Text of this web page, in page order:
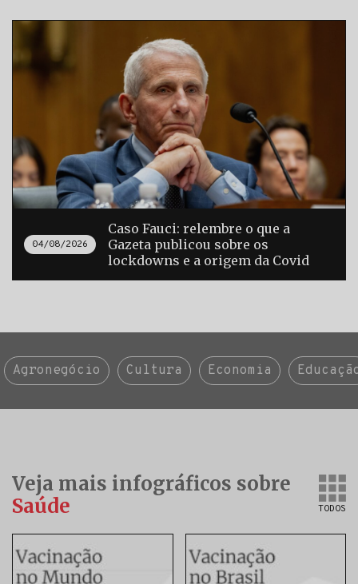
04/08/2026
Caso Fauci: relembre o que a
Gazeta publicou sobre os
lockdowns e a origem da Covid
Agronegócio Cultura Economia
Veja mais infográficos sobre
Saúde
TODOS